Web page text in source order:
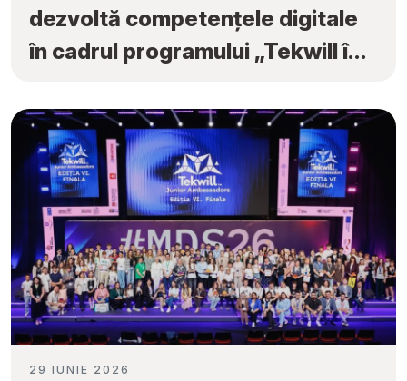
dezvoltă competențele digitale
în cadrul programului „Tekwill în
29 IUNIE 2026